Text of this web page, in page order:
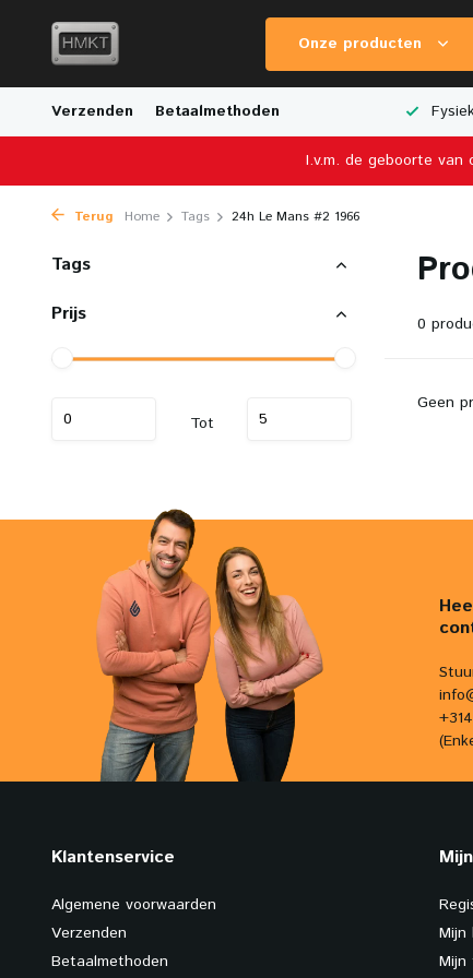
Onze producten
Verzenden Betaalmethoden
Verzending Breed Aanbod van Schaalmodellen
I.v.m. de geboorte van
Terug Home Tags 24h Le Mans #2 1966
Tags
Prijs
Tot
0
Geen
Klantenservice
Algemene voorwaarden
Verzenden
Betaalmethoden
Mijn
Mijn